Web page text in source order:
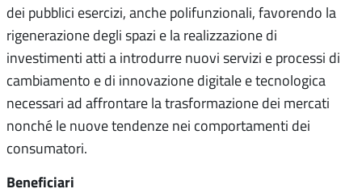
dei pubblici esercizi, anche polifunzionali, favorendo la
rigenerazione degli spazi e la realizzazione di
investimenti atti a introdurre nuovi servizi e processi di
cambiamento e di innovazione digitale e tecnologica
necessari ad affrontare la trasformazione dei mercati
nonché le nuove tendenze nei comportamenti dei
consumatori.
Beneficiari